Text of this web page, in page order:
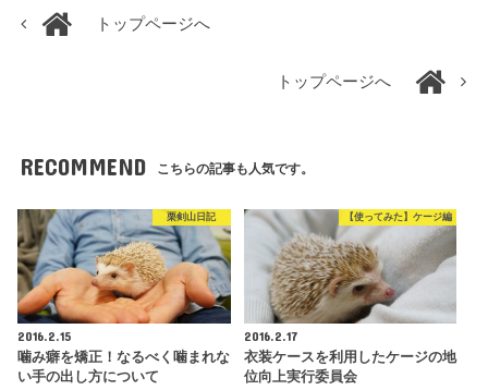
トップページへ
トップページへ
RECOMMEND こちらの記事も人気です。
栗剣山日記
2016.2.15
噛み癖を矯正！なるべく噛まれな
い手の出し方について
【使ってみた】ケージ編
2016.2.17
衣装ケースを利用したケージの地
位向上実行委員会